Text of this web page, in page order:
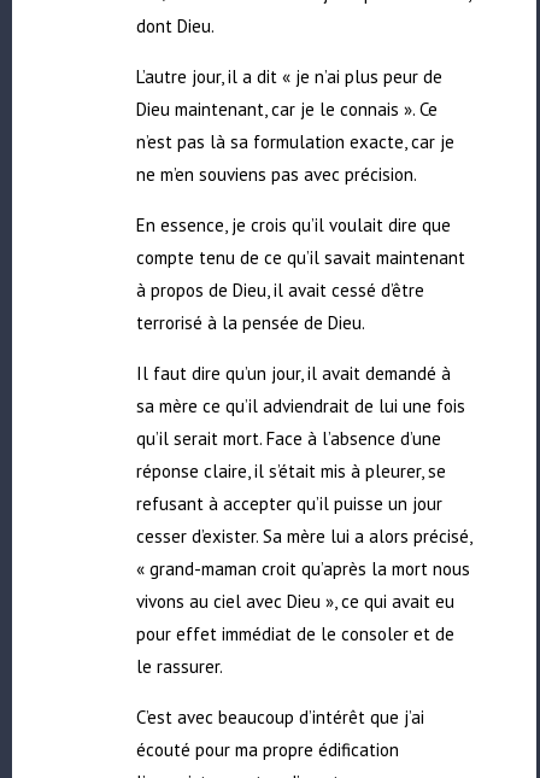
dont Dieu.
L’autre jour, il a dit « je n’ai plus peur de
Dieu maintenant, car je le connais ». Ce
n’est pas là sa formulation exacte, car je
ne m’en souviens pas avec précision.
En essence, je crois qu’il voulait dire que
compte tenu de ce qu’il savait maintenant
à propos de Dieu, il avait cessé d’être
terrorisé à la pensée de Dieu.
Il faut dire qu’un jour, il avait demandé à
sa mère ce qu’il adviendrait de lui une fois
qu’il serait mort. Face à l’absence d’une
réponse claire, il s’était mis à pleurer, se
refusant à accepter qu’il puisse un jour
cesser d’exister. Sa mère lui a alors précisé,
« grand-maman croit qu’après la mort nous
vivons au ciel avec Dieu », ce qui avait eu
pour effet immédiat de le consoler et de
le rassurer.
C’est avec beaucoup d’intérêt que j’ai
écouté pour ma propre édification